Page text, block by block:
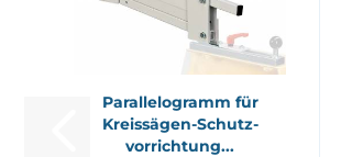
Par­al­le­lo­gramm für
Kreissägen-​​Schutz­
vor­rich­tung...